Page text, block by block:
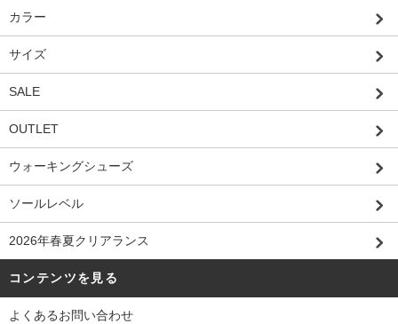
カラー
サイズ
SALE
OUTLET
ウォーキングシューズ
ソールレベル
2026年春夏クリアランス
コンテンツを見る
よくあるお問い合わせ